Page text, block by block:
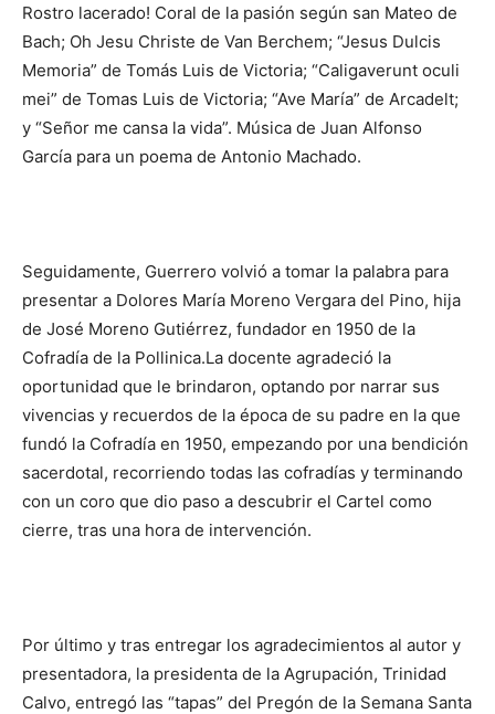
Rostro lacerado! Coral de la pasión según san Mateo de
Bach; Oh Jesu Christe de Van Berchem; “Jesus Dulcis
Memoria” de Tomás Luis de Victoria; “Caligaverunt oculi
mei” de Tomas Luis de Victoria; “Ave María” de Arcadelt;
y “Señor me cansa la vida”. Música de Juan Alfonso
García para un poema de Antonio Machado.
Seguidamente, Guerrero volvió a tomar la palabra para
presentar a Dolores María Moreno Vergara del Pino, hija
de José Moreno Gutiérrez, fundador en 1950 de la
Cofradía de la Pollinica.La docente agradeció la
oportunidad que le brindaron, optando por narrar sus
vivencias y recuerdos de la época de su padre en la que
fundó la Cofradía en 1950, empezando por una bendición
sacerdotal, recorriendo todas las cofradías y terminando
con un coro que dio paso a descubrir el Cartel como
cierre, tras una hora de intervención.
Por último y tras entregar los agradecimientos al autor y
presentadora, la presidenta de la Agrupación, Trinidad
Calvo, entregó las “tapas” del Pregón de la Semana Santa